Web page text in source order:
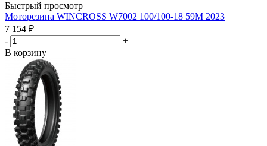
Быстрый просмотр
Моторезина WINCROSS W7002 100/100-18 59M 2023
7 154 ₽
-
+
В корзину